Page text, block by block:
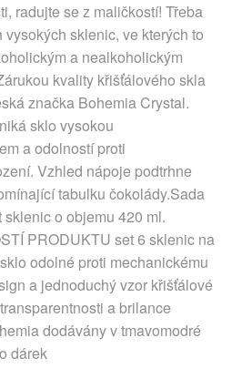
radujte se z maličkostí! Třeba
sklenic, ve kterých to
a nealkoholickým
kvality křišťálového skla
značka Bohemia Crystal.
sklo vysokou
a odolností proti
Vzhled nápoje podtrhne
tabulku čokolády.Sada
o objemu 420 ml.
PRODUKTU set 6 sklenic na
odolné proti mechanickému
a jednoduchý vzor křišťálové
a brilance
dodávány v tmavomodré
dárek